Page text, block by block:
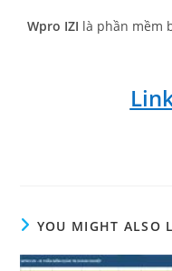
Wpro IZI là phần mềm
YOU MIGHT ALSO